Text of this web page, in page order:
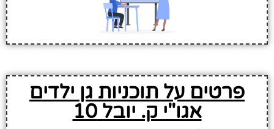
פרטים על תוכניות גן ילדים
אגו"י ק. יובל 10